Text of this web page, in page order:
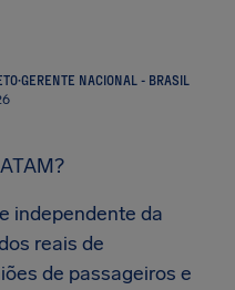
·GERENTE NACIONAL - BRASIL
independente da
reais de
de passageiros e